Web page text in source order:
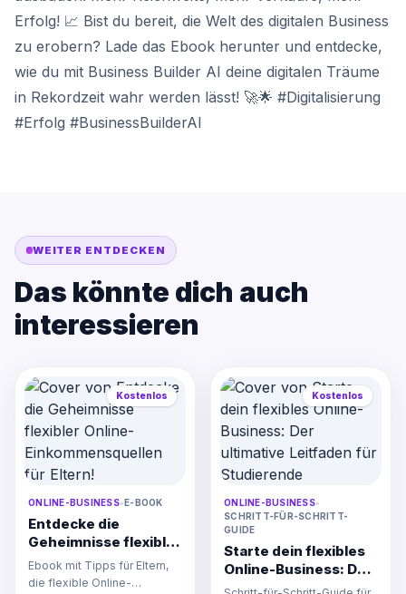
Erfolg! 📈 Bist du bereit, die Welt des digitalen Business
zu erobern? Lade das Ebook herunter und entdecke,
wie du mit Business Builder AI deine digitalen Träume
in Rekordzeit wahr werden lässt! 🚀🌟 #Digitalisierung
#Erfolg #BusinessBuilderAI
WEITER ENTDECKEN
Das könnte dich auch
interessieren
Kostenlos
ONLINE-BUSINESS• E-BOOK
Entdecke die
Geheimnisse flexibler
Online-
Einkommensquellen
Ebook mit Tipps für Eltern,
die flexible Online-
Kostenlos
ONLINE-BUSINESS•
SCHRITT-FÜR-SCHRITT-
GUIDE
Starte dein flexibles
Online-Business: Der
ultimative Leitfaden